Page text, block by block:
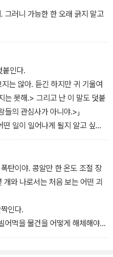
원, 전직 에로 영화배우, 한때의
서도 조국을 찾지 못한 한국인
앙을 막으려는 카산드라의 몸부림
라로 인해 노숙자들은 자신들을
사로, 이상적인 미래를 꿈꾸는 몽
식으로 가득 찬 현실 세계와 맞싸
.
그러니 가능한 한 오래 긁지 말고
사실을 의식한다. 간밤에 벌레들
지만 그녀는 자신의 길고 뾰족한
싶은 유혹에 애써 저항한다.
는 거야.」 붉은 쪽머리의 여인이
. 「하지만 그건 시간이 지나면 자
붙인다.
는 않아. 듣긴 하지만 귀 기울여
는 못해.> 그리고 난 이 말도 덧붙
의 관심사가 아니야.>」
떤 일이 일어나게 될지 알고 싶어
. 하지만 대부분의 사람들은 시
고개를 돌려 버린단다. 두렵기
닥치게 될 그 모든 불행한 일들
무것도 모르는 채로 남아 있고
, 우리도 마찬가지지만, 죽음이
그 죽음을 향해 걸어가야만 하거
탄이야. 콩알만 한 온도 조절 장
와 나로서는 처음 보는 어떤 괴
인다.
어먹을 물건을 어떻게 해체해야
짓이라도 했다가는 차라리 안 건